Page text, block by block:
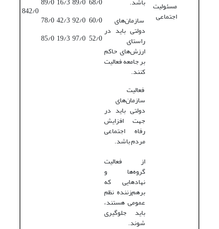
مسئولیت
اجتماعی
سازمان‌های
دولتی باید در
راستای
ارزش‌های حاکم
بر جامعه فعالیت
کنند.
فعالیت
سازمان‌های
دولتی باید در
جهت افزایش
رفاه اجتماعی
مردم باشد.
60/0
52/0
92/0
97/0
42/3
19/3
78/0
85/0
842/0
از فعالیت
گروه‌ها و
نهادهایی که
برهم‌زننده نظم
عمومی هستند،
باید جلوگیری
شوند.